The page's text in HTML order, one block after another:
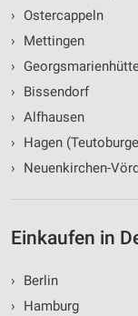
›
Ostercappeln
›
Mettingen
›
›
Bissendorf
› Alfhausen
›
Hagen
›
Neuenkirchen-
Einkaufen in
›
Berlin
›
Hamburg